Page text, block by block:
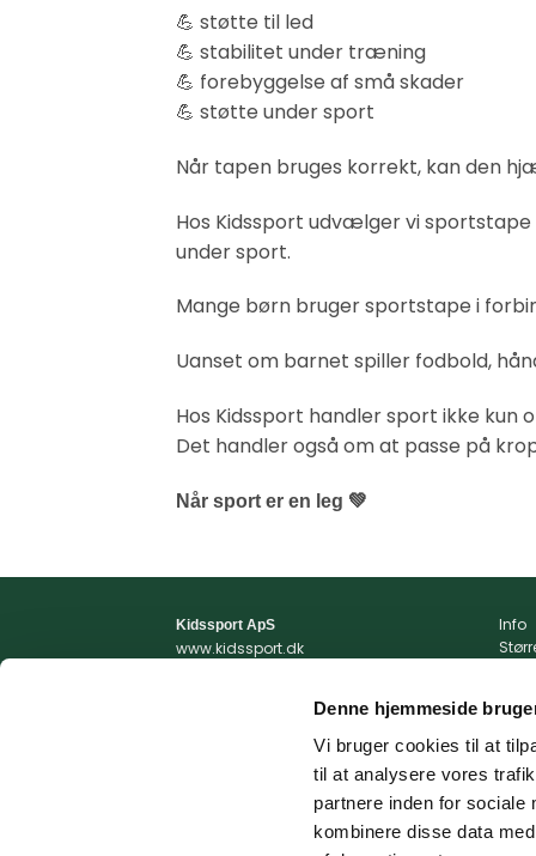
Denne hjemmeside
Vi bruger cookies til at
til at analysere vores
partnere inden for sociale
kombinere disse data
💪 støtte til led
💪 stabilitet under træning
💪 forebyggelse af små skader
💪 støtte under sport
Når tapen bruges korrekt, kan den
Hos Kidssport udvælger vi
under sport.
Mange børn bruger sportstape i
Uanset om barnet spiller fodbold,
Hos Kidssport handler sport ikke kun
Det handler også om at passe på
Når sport er en leg 💚
Kidssport ApS
www.kidssport.dk
Info
Min
Retur